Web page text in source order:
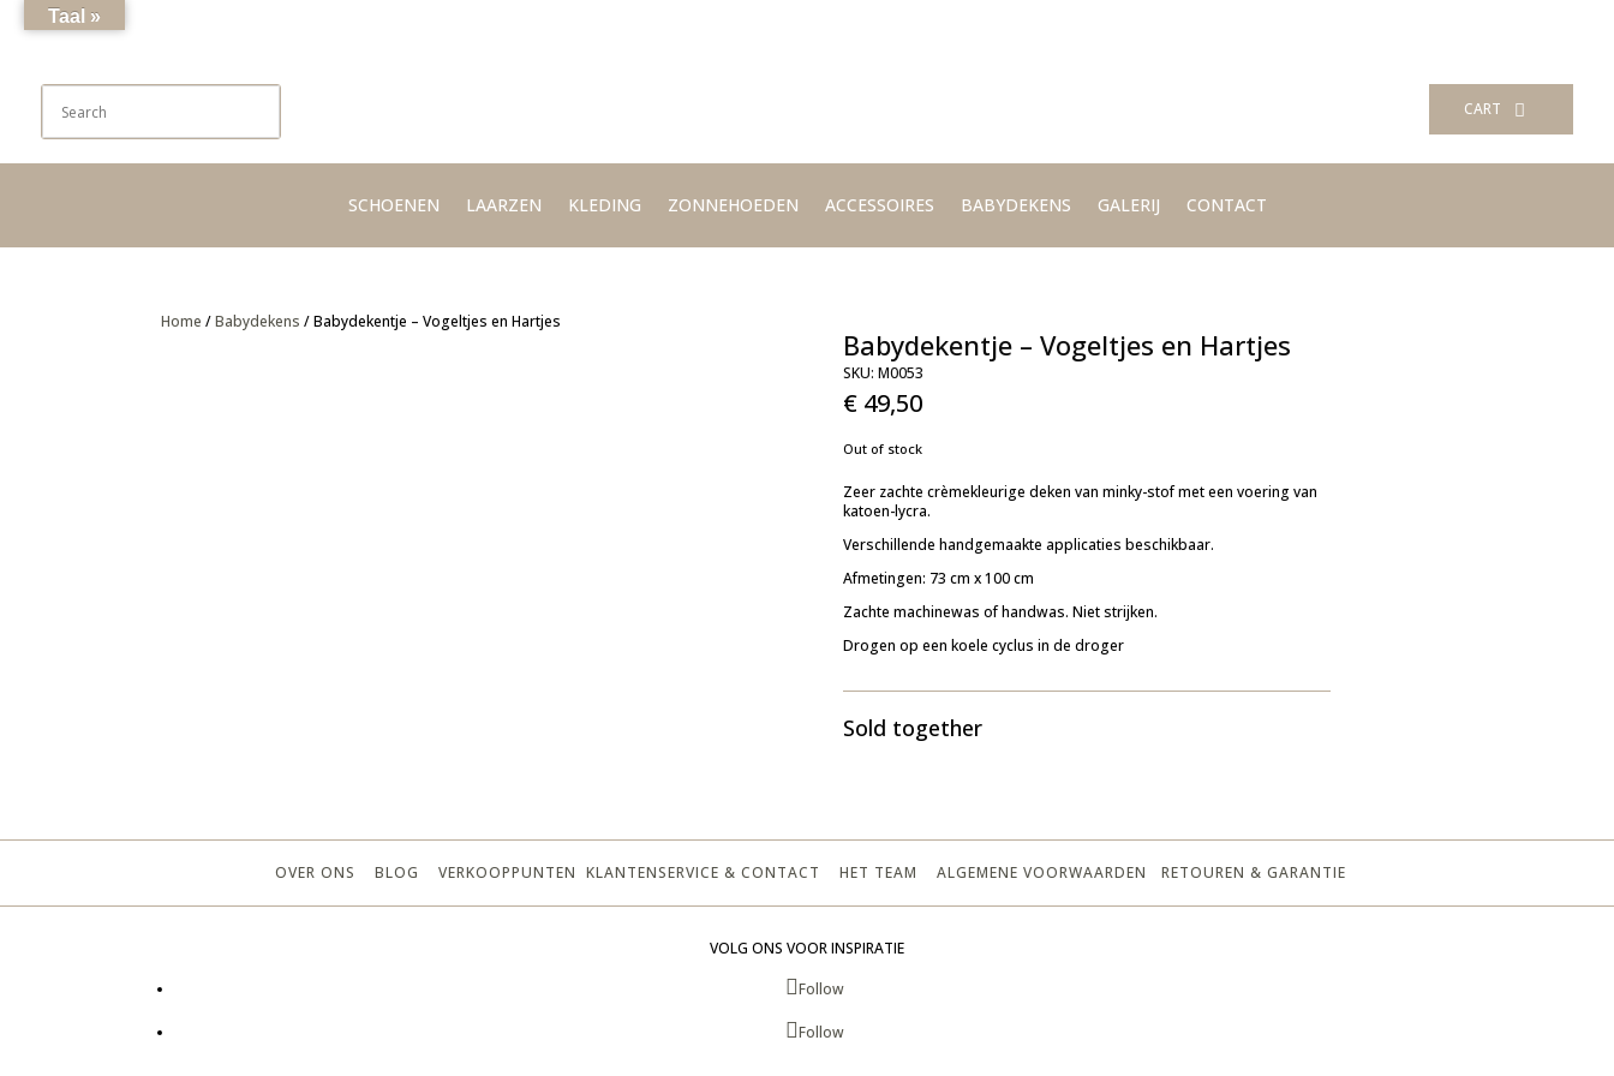
CART
SCHOENEN LAARZEN KLEDING ZONNEHOEDEN ACCESSOIRES BABYDEKENS GALERIJ CONTACT
Home /Babydekens / Babydekentje – Vogeltjes en Hartjes
Babydekentje – Vogeltjes en Hartjes
SKU: M0053
€49,50
Out of stock
Zeer zachte crèmekleurige deken van minky-stof met een voering van
katoen-lycra.
Verschillende handgemaakte applicaties beschikbaar.
Afmetingen: 73 cm x 100 cm
Zachte machinewas of handwas. Niet strijken.
Drogen op een koele cyclus in de droger
Sold together
OVER ONS BLOG VERKOOPPUNTEN KLANTENSERVICE & CONTACT HET TEAM ALGEMENE VOORWAARDEN RETOUREN & GARANTIE
VOLG ONS VOOR INSPIRATIE
Follow
Follow
Taal »